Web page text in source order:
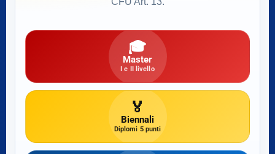
🎓
Master
I e II livello
🏅
Biennali
Diplomi 5 punti